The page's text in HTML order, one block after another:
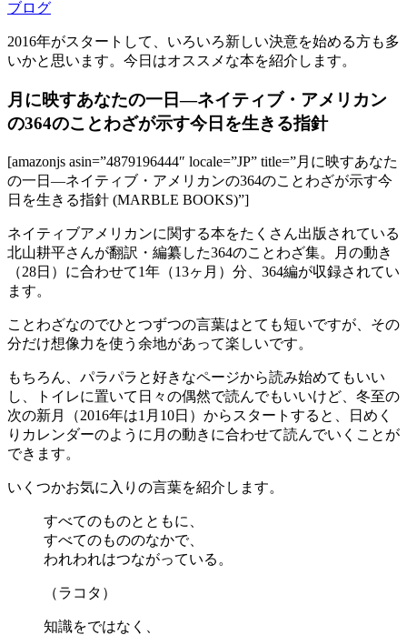
ブログ
2016年がスタートして、いろいろ新しい決意を始める方も多
いかと思います。今日はオススメな本を紹介します。
月に映すあなたの一日―ネイティブ・アメリカン
の364のことわざが示す今日を生きる指針
[amazonjs asin=”4879196444″ locale=”JP” title=”月に映すあなた
の一日―ネイティブ・アメリカンの364のことわざが示す今
日を生きる指針 (MARBLE BOOKS)”]
ネイティブアメリカンに関する本をたくさん出版されている
北山耕平さんが翻訳・編纂した364のことわざ集。月の動き
（28日）に合わせて1年（13ヶ月）分、364編が収録されてい
ます。
ことわざなのでひとつずつの言葉はとても短いですが、その
分だけ想像力を使う余地があって楽しいです。
もちろん、パラパラと好きなページから読み始めてもいい
し、トイレに置いて日々の偶然で読んでもいいけど、冬至の
次の新月（2016年は1月10日）からスタートすると、日めく
りカレンダーのように月の動きに合わせて読んでいくことが
できます。
いくつかお気に入りの言葉を紹介します。
すべてのものとともに、
すべてのもののなかで、
われわれはつながっている。
（ラコタ）
知識をではなく、